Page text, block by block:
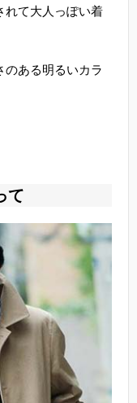
れて大人っぽい着
のある明るいカラ
て